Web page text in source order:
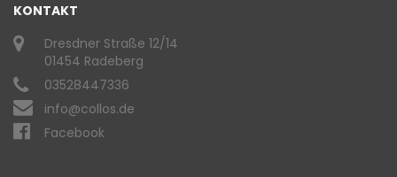
KONTAKT
Dresdner Straße 12/14
01454 Radeberg
03528447336
info@collos.de
Facebook